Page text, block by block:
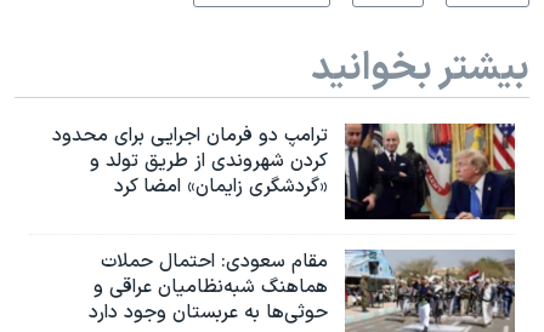
بیشتر بخوانید
ترامپ دو فرمان اجرایی برای محدود
کردن شهروندی از طریق تولد و
«گردشگری زایمان» امضا کرد
مقام سعودی: احتمال حملات
هماهنگ شبه‌نظامیان عراقی و
حوثی‌ها به عربستان وجود دارد